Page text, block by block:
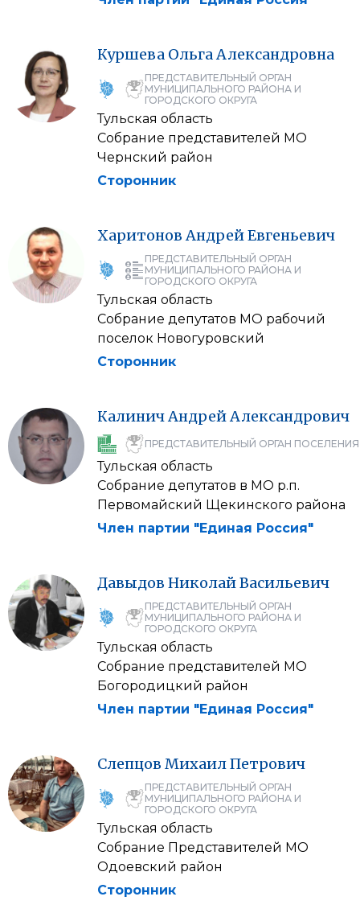
Куршева ОльгаАлександровна
ПРЕДСТАВИТЕЛЬНЫЙ ОРГАН
МУНИЦИПАЛЬНОГО РАЙОНА И
ГОРОДСКОГО ОКРУГА
Тульская область
Собрание представителей МО
Чернский район
Сторонник
Харитонов АндрейЕвгеньевич
ПРЕДСТАВИТЕЛЬНЫЙ ОРГАН
МУНИЦИПАЛЬНОГО РАЙОНА И
ГОРОДСКОГО ОКРУГА
Тульская область
Собрание депутатов МО рабочий
поселок Новогуровский
Сторонник
КалиничАндрейАлександрович
ПРЕДСТАВИТЕЛЬНЫЙ ОРГАН ПОСЕЛЕНИЯ
Тульская область
Собрание депутатов в МО р.п.
Первомайский Щекинского района
Член партии "Единая Россия"
Давыдов НиколайВасильевич
ПРЕДСТАВИТЕЛЬНЫЙ ОРГАН
МУНИЦИПАЛЬНОГО РАЙОНА И
ГОРОДСКОГО ОКРУГА
Тульская область
Собрание представителей МО
Богородицкий район
Член партии "Единая Россия"
Слепцов МихаилПетрович
ПРЕДСТАВИТЕЛЬНЫЙ ОРГАН
МУНИЦИПАЛЬНОГО РАЙОНА И
ГОРОДСКОГО ОКРУГА
Тульская область
Собрание Представителей МО
Одоевский район
Сторонник